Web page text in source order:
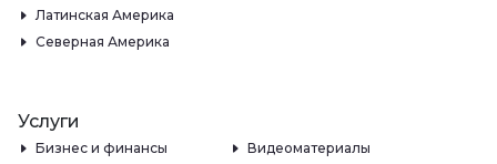
Латинская Америка
Северная Америка
Услуги
Бизнес и финансы
Видеоматериалы